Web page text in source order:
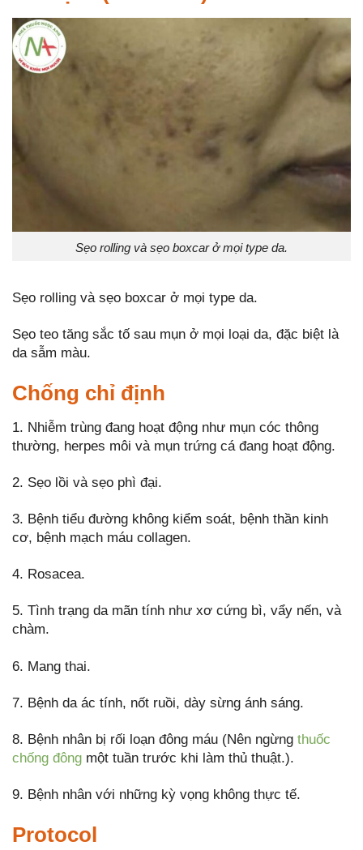
Sẹo rolling và sẹo boxcar ở mọi type da.
Sẹo rolling và sẹo boxcar ở mọi type da.
Sẹo teo tăng sắc tố sau mụn ở mọi loại da, đặc biệt là
da sẫm màu.
Chống chỉ định
1. Nhiễm trùng đang hoạt động như mụn cóc thông
thường, herpes môi và mụn trứng cá đang hoạt động.
2. Sẹo lồi và sẹo phì đại.
3. Bệnh tiểu đường không kiểm soát, bệnh thần kinh
cơ, bệnh mạch máu collagen.
4. Rosacea.
5. Tình trạng da mãn tính như xơ cứng bì, vẩy nến, và
chàm.
6. Mang thai.
7. Bệnh da ác tính, nốt ruồi, dày sừng ánh sáng.
8. Bệnh nhân bị rối loạn đông máu (Nên ngừng thuốc
chống đông một tuần trước khi làm thủ thuật.).
9. Bệnh nhân với những kỳ vọng không thực tế.
Protocol